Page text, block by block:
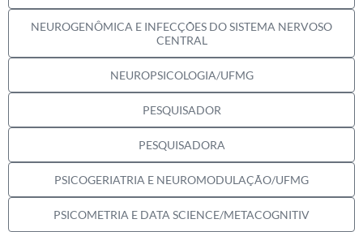
NEUROGENÔMICA E INFECÇÕES DO SISTEMA NERVOSO
CENTRAL
NEUROPSICOLOGIA/UFMG
PESQUISADOR
PESQUISADORA
PSICOGERIATRIA E NEUROMODULAÇÃO/UFMG
PSICOMETRIA E DATA SCIENCE/METACOGNITIV